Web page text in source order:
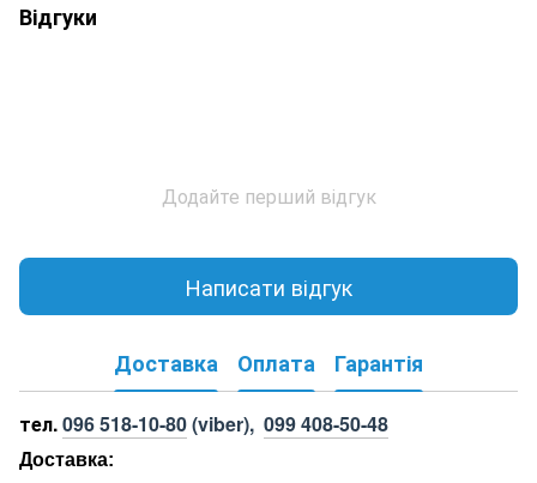
Відгуки
Додайте перший відгук
Написати відгук
Доставка Оплата Гарантія
тел.096 518-10-80(viber), 099 408-50-48
Доставка: